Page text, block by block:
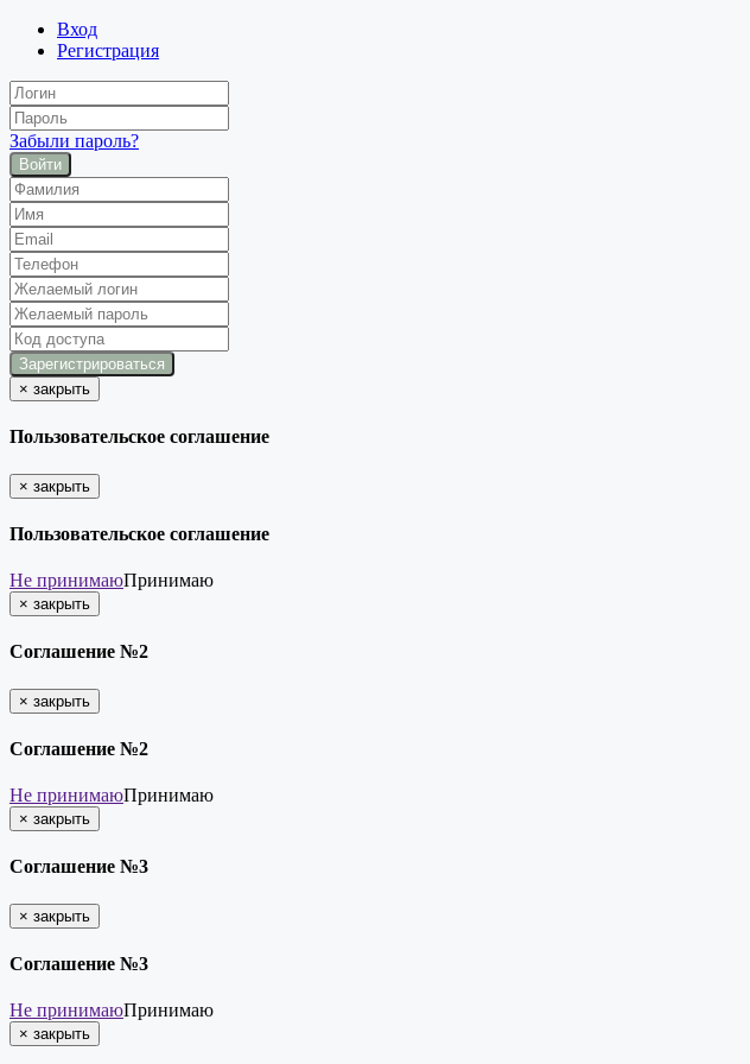
Вход
Регистрация
Забыли пароль?
Войти
× закрыть
Пользовательское соглашение
× закрыть
Пользовательское соглашение
Не принимаюПринимаю
× закрыть
Соглашение №2
× закрыть
Соглашение №2
Не принимаюПринимаю
× закрыть
Соглашение №3
× закрыть
Соглашение №3
Не принимаюПринимаю
× закрыть